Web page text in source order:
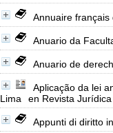
Annuaire
Anuario da
Anuario de
Aplicação da lei
Lima
en Revista
Appunti di diritto